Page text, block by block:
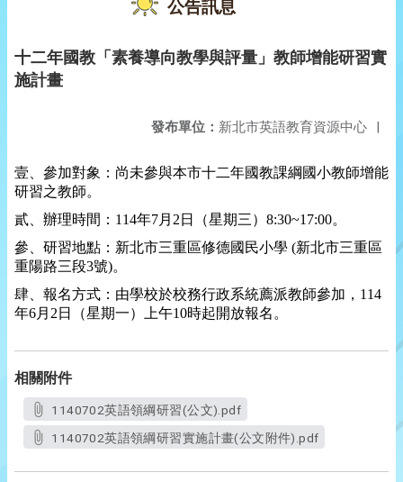
公告訊息
十二年國教「素養導向教學與評量」教師增能研習實
施計畫
發布單位： 新北市英語教育資源中心 |
壹、參加對象：尚未參與本市十二年國教課綱國小教師增能
研習之教師。
貳、辦理時間： 114年7月 2 日（星期三） 8:30~17:00。
參、研習地點：新北市三重區修德國民小學 (新北市三重區
重陽路三段3號)。
肆、報名方式：由學校於校務行政系統薦派教師參加， 114
年6月2日（星期一）上午10時起開放報名。
相關附件
1140702英語領綱研習(公文).pdf
1140702英語領綱研習實施計畫(公文附件).pdf